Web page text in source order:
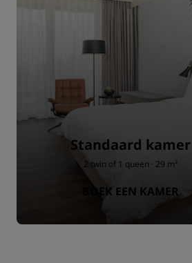
Standaard kamer
2 twin of 1 queen · 29 m²
BOEK EEN KAMER